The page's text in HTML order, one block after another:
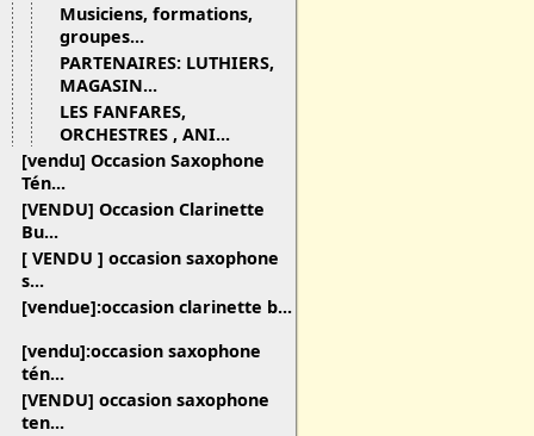
Musiciens, formations,
groupes...
PARTENAIRES: LUTHIERS,
MAGASIN...
LES FANFARES,
ORCHESTRES , ANI...
[vendu] Occasion Saxophone
Tén...
[VENDU] Occasion Clarinette
Bu...
[ VENDU ] occasion saxophone
s...
[vendue]:occasion clarinette b...
[vendu]:occasion saxophone
tén...
[VENDU] occasion saxophone
ten...